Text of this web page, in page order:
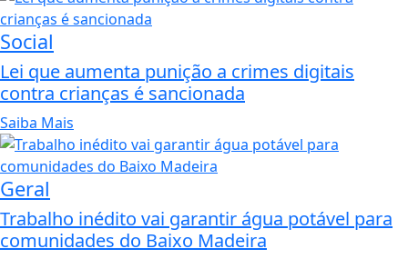
Social
Lei que aumenta punição a crimes digitais
contra crianças é sancionada
Saiba Mais
Geral
Trabalho inédito vai garantir água potável para
comunidades do Baixo Madeira